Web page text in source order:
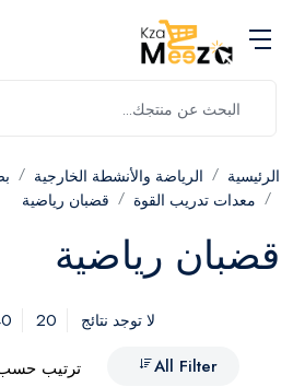
الرئيسية الرياضة والأنشطة الخارجية
معدات تدريب القوة
قضبان رياضية
قضبان رياضية
لا توجد نتائج 20
All Filter
ترتيب